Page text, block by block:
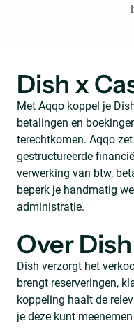
Dish x
Met Aqqo koppel je
betalingen en
terechtkomen. Aqqo
gestructureerde
verwerking van btw,
beperk je handmatig
administratie.
Over Dish
Dish verzorgt het
brengt reserveringen,
koppeling haalt de
je deze kunt